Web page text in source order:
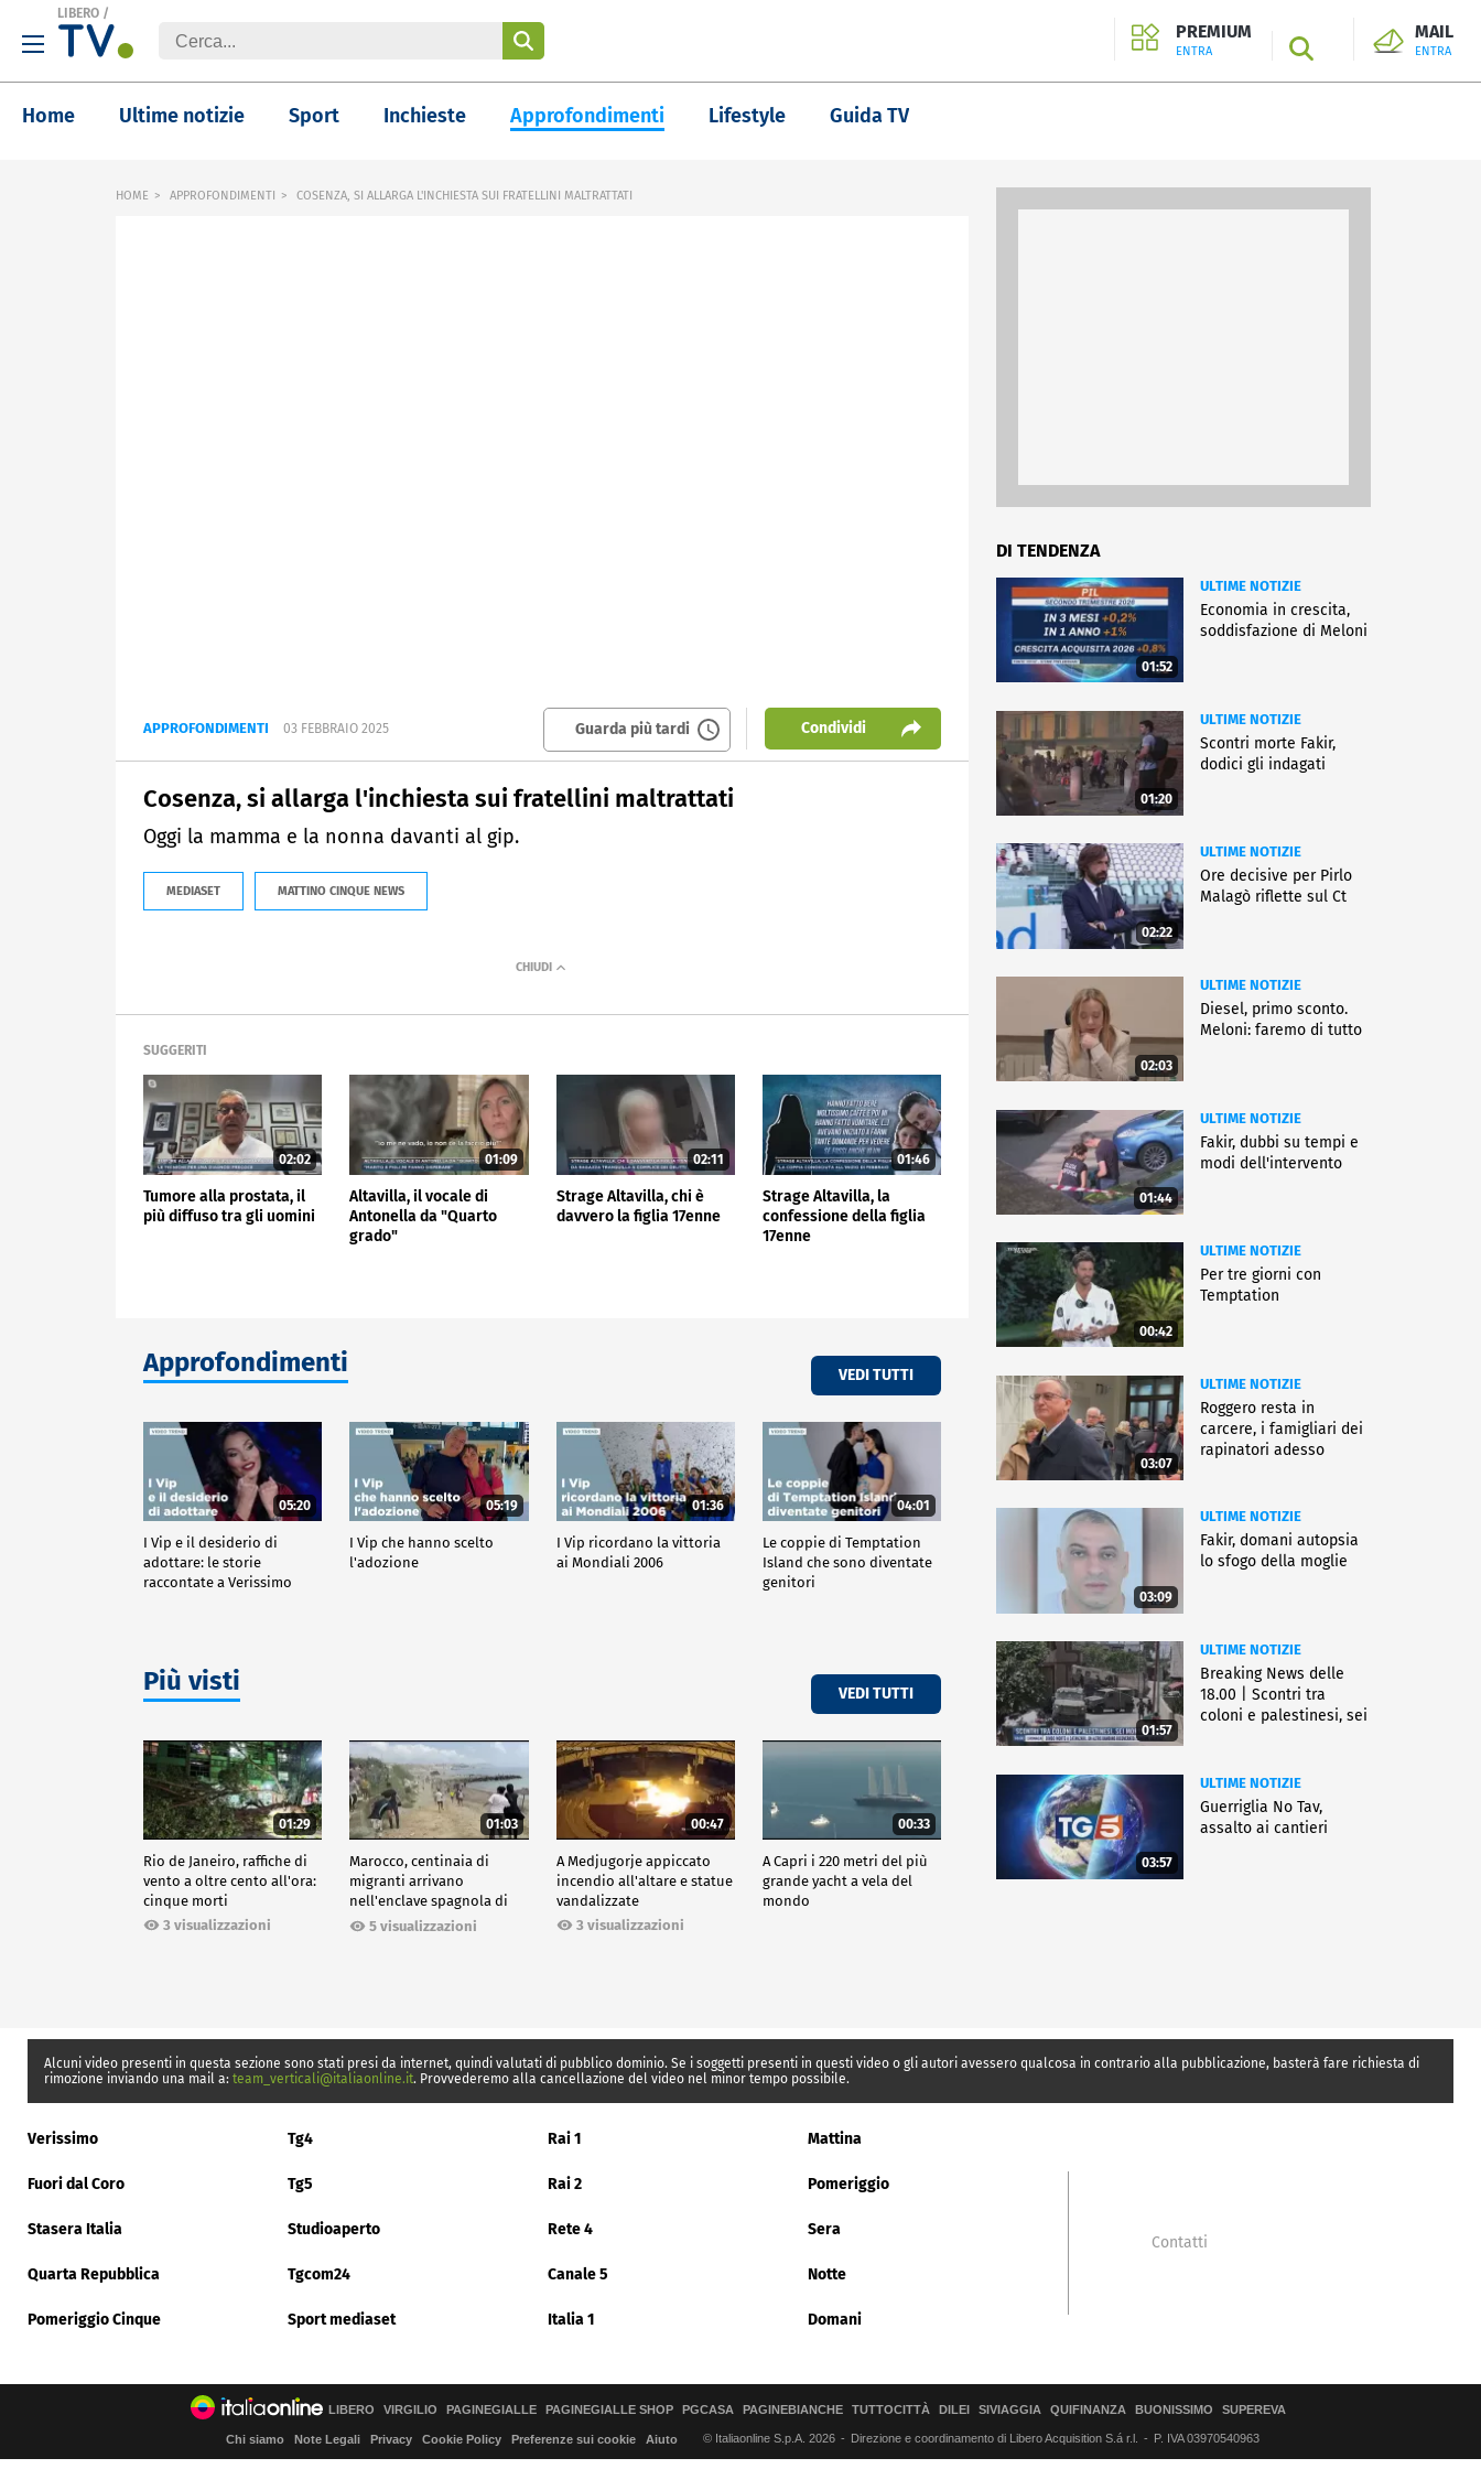
LIBERO /
PREMIUM
ENTRA SEARCH
MAIL
ENTRA
Home Ultime notizie Sport Inchieste Approfondimenti Lifestyle Guida TV
HOME APPROFONDIMENTI COSENZA, SI ALLARGA L'INCHIESTA SUI FRATELLINI MALTRATTATI
APPROFONDIMENTI 03 FEBBRAIO 2025 Guarda più tardi Condividi
Cosenza, si allarga l'inchiesta sui fratellini maltrattati
Oggi la mamma e la nonna davanti al gip.
MEDIASET MATTINO CINQUE NEWS
SUGGERITI
02:02
Tumore alla prostata, il
più diffuso tra gli uomini
01:09
Altavilla, il vocale di
Antonella da "Quarto
grado"
02:11
Strage Altavilla, chi è
davvero la figlia 17enne
01:46
Strage Altavilla, la
confessione della figlia
17enne
Approfondimenti VEDI TUTTI
05:20
I Vip e il desiderio di
adottare: le storie
raccontate a Verissimo
05:19
I Vip che hanno scelto
l'adozione
01:36
I Vip ricordano la vittoria
ai Mondiali 2006
04:01
Le coppie di Temptation
Island che sono diventate
genitori
Più visti VEDI TUTTI
01:29
Rio de Janeiro, raffiche di
vento a oltre cento all'ora:
cinque morti
3 visualizzazioni
01:03
Marocco, centinaia di
migranti arrivano
nell'enclave spagnola di
Ceuta5 visualizzazioni
00:47
A Medjugorje appiccato
incendio all'altare e statue
vandalizzate
3 visualizzazioni
00:33
A Capri i 220 metri del più
grande yacht a vela del
mondo
DI TENDENZA
01:52
ULTIME NOTIZIE
Economia in crescita,
soddisfazione di Meloni
01:20
ULTIME NOTIZIE
Scontri morte Fakir,
dodici gli indagati
02:22
ULTIME NOTIZIE
Ore decisive per Pirlo
Malagò riflette sul Ct
02:03
ULTIME NOTIZIE
Diesel, primo sconto.
Meloni: faremo di tutto
01:44
ULTIME NOTIZIE
Fakir, dubbi su tempi e
modi dell'intervento
00:42
ULTIME NOTIZIE
Per tre giorni con
Temptation
03:07
ULTIME NOTIZIE
Roggero resta in
carcere, i famigliari dei
rapinatori adesso
03:09
ULTIME NOTIZIE
Fakir, domani autopsia
lo sfogo della moglie
01:57
ULTIME NOTIZIE
Breaking News delle
18.00 | Scontri tra
coloni e palestinesi, sei
03:57
ULTIME NOTIZIE
Guerriglia No Tav,
assalto ai cantieri
Alcuni video presenti in questa sezione sono stati presi da internet, quindi valutati di pubblico dominio. Se i soggetti presenti in questi video o gli autori avessero qualcosa in contrario alla pubblicazione, basterà fare richiesta di
rimozione inviando una mail a: team_verticali@italiaonline.it. Provvederemo alla cancellazione del video nel minor tempo possibile.
Verissimo Tg4 Rai 1 Mattina
Fuori dal Coro Tg5 Rai 2 Pomeriggio
Stasera Italia Studioaperto Rete 4 Sera
Quarta Repubblica Tgcom24 Canale 5 Notte
Pomeriggio Cinque Sport mediaset Italia 1 Domani
Contatti
LIBERO VIRGILIO PAGINEGIALLE PAGINEGIALLE SHOP PGCASA PAGINEBIANCHE TUTTOCITTÀ DILEI SIVIAGGIA QUIFINANZA BUONISSIMO SUPEREVA
Chi siamo Note Legali Privacy Cookie Policy Preferenze sui cookie Aiuto © Italiaonline S.p.A. 2026 Direzione e coordinamento di Libero Acquisition S.á r.l. P. IVA 03970540963